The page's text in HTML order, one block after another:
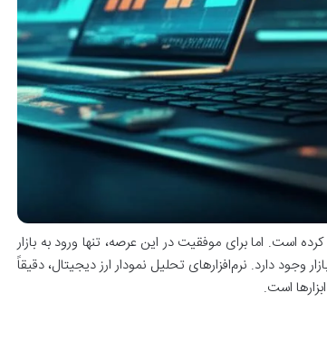
است. اما برای موفقیت در این عرصه، تنها ورود به بازار
دارد. نرم‌افزارهای تحلیل نمودار ارز دیجیتال، دقیقاً
است.